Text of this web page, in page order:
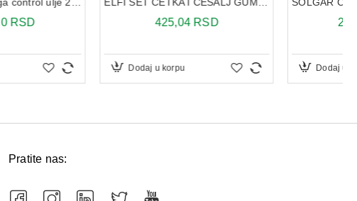
Dodaj u korpu Dodaj u korpu
Pratite nas: